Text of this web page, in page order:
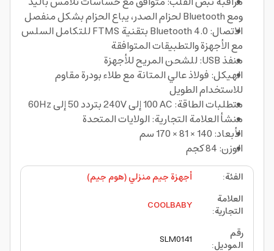
ومع Bluetooth لحزام الصدر، يباع الحزام بشكل منفصل
الاتصال: Bluetooth 4.0 بتقنية FTMS للتكامل السلس
مع الأجهزة والتطبيقات المتوافقة
منفذ USB: للشحن المريح للأجهزة
الهيكل: فولاذ عالي المتانة مع طلاء بودرة مقاوم
للاستخدام الطويل
متطلبات الطاقة: AC ‏100 إلى 240V بتردد 50 إلى 60Hz
منشأ العلامة التجارية: الولايات المتحدة
الأبعاد: 140 × 81 × 170 سم
الوزن: 84 كجم
الفئة:
أجهزة جيم منزلي (هوم جيم)
العلامة
التجارية:
COOLBABY
رقم
الموديل:
SLM0141